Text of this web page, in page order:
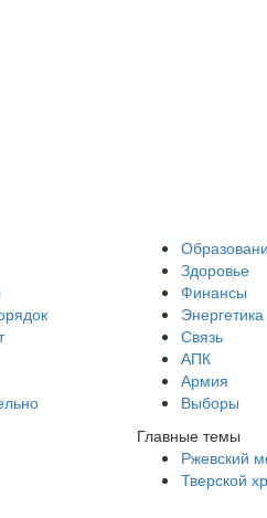
Здоровье
Финансы
Энергетика
Связь
АПК
Армия
Выборы
Главные темы
Ржевский
Тверской